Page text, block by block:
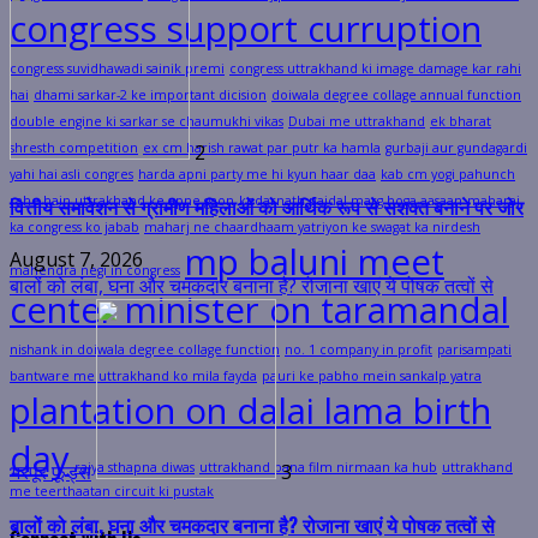
भरपूर फूड्स 3
बालों को लंबा, घना और चमकदार बनाना है? रोजाना खाएं ये पोषक तत्वों से
भरपूर फूड्स
August 7, 2026
महिला टी20 एशिया कप 2026 का शेड्यूल जारी
4
महिला टी20 एशिया कप 2026 का शेड्यूल जारी
congress support curruption
congress suvidhawadi sainik premi congress uttrakhand ki image damage kar rahi
hai dhami sarkar-2 ke important dicision doiwala degree collage annual function
double engine ki sarkar se chaumukhi vikas Dubai me uttrakhand ek bharat
shresth competition ex cm harish rawat par putr ka hamla gurbaji aur gundagardi
yahi hai asli congres harda apni party me hi kyun haar daa kab cm yogi pahunch
rahe hain uttrakhand ke apne gaon kedarnath paidal marg hoga aasaan maharaj
ka congress ko jabab maharj ne chaardhaam yatriyon ke swagat ka nirdesh
mahendra negi in congress mp baluni meet
center minister on taramandal
nishank in doiwala degree collage function no. 1 company in profit parisampati
bantware me uttrakhand ko mila fayda pauri ke pabho mein sankalp yatra
plantation on dalai lama birth
day rajya sthapna diwas uttrakhand bana film nirmaan ka hub uttrakhand
me teerthaatan circuit ki pustak